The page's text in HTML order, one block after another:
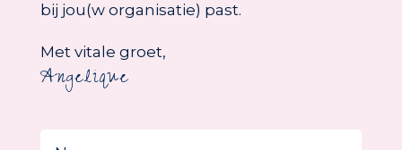
bij jou(w organisatie) past.
Met vitale groet,
Angelique